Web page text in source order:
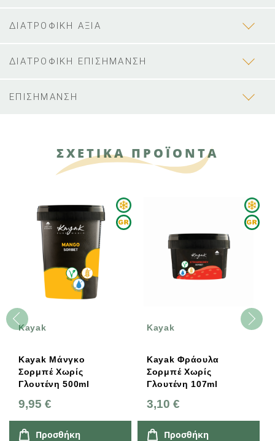
ΔΙΑΤΡΟΦΙΚΗ ΑΞΙΑ
ΔΙΑΤΡΟΦΙΚΗ ΕΠΙΣΗΜΑΝΣΗ
ΕΠΙΣΗΜΑΝΣΗ
ΣΧΕΤΙΚΑ ΠΡΟΪΟΝΤΑ
Γλουτένη 500ml
Kayak Φράουλα
Σορμπέ Χωρίς
Γλουτένη 107ml
Προσθήκη
Kayak
Kayak